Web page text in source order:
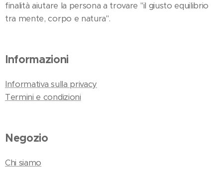
finalità aiutare la persona a trovare "il giusto equilibrio
tra mente, corpo e natura".
Informazioni
Informativa sulla privacy
Termini e condizioni
Negozio
Chi siamo